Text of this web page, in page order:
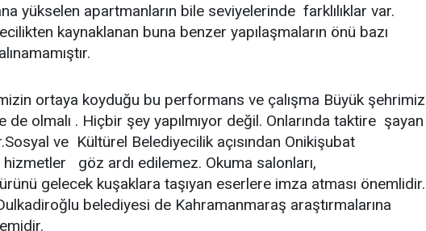
yükselen apartmanların bile seviyelerinde farklılıklar var.
kaynaklanan buna benzer yapılaşmaların önü bazı
ortaya koyduğu bu performans ve çalışma Büyük şehrimiz
olmalı . Hiçbir şey yapılmıyor değil. Onlarında taktire şayan
ve Kültürel Belediyecilik açısından Onikişubat
hizmetler göz ardı edilemez. Okuma salonları,
gelecek kuşaklara taşıyan eserlere imza atması önemlidir.
belediyesi de Kahramanmaraş araştırmalarına